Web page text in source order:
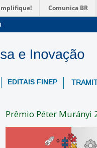
Comunica BR
UnB
EDITAIS FINEP
Prêmio Péter Murányi